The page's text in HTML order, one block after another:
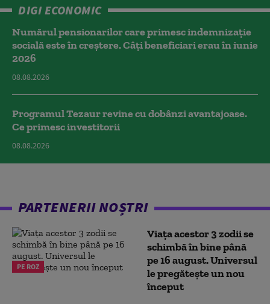
DIGI ECONOMIC
Numărul pensionarilor care primesc indemnizaţie
socială este în creștere. Câți beneficiari erau în iunie
2026
08.08.2026
Programul Tezaur revine cu dobânzi avantajoase.
Ce primesc investitorii
08.08.2026
PARTENERII NOȘTRI
PE ROZ
Viața acestor 3 zodii se
schimbă în bine până
pe 16 august. Universul
le pregătește un nou
început